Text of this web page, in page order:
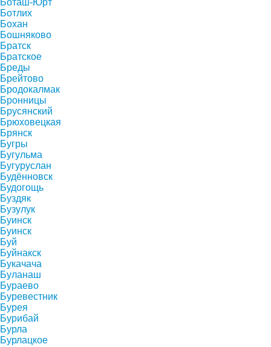
Боташ-Юрт
Ботлих
Бохан
Бошняково
Братск
Братское
Бреды
Брейтово
Бродокалмак
Бронницы
Брусянский
Брюховецкая
Брянск
Бугры
Бугульма
Бугуруслан
Будённовск
Будогощь
Буздяк
Бузулук
Буинск
Буинск
Буй
Буйнакск
Букачача
Буланаш
Бураево
Буревестник
Бурея
Бурибай
Бурла
Бурлацкое